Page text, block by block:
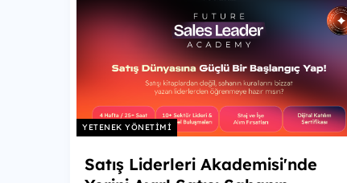
YETENEK YÖNETIMI
Satış Liderleri Akademisi'nde